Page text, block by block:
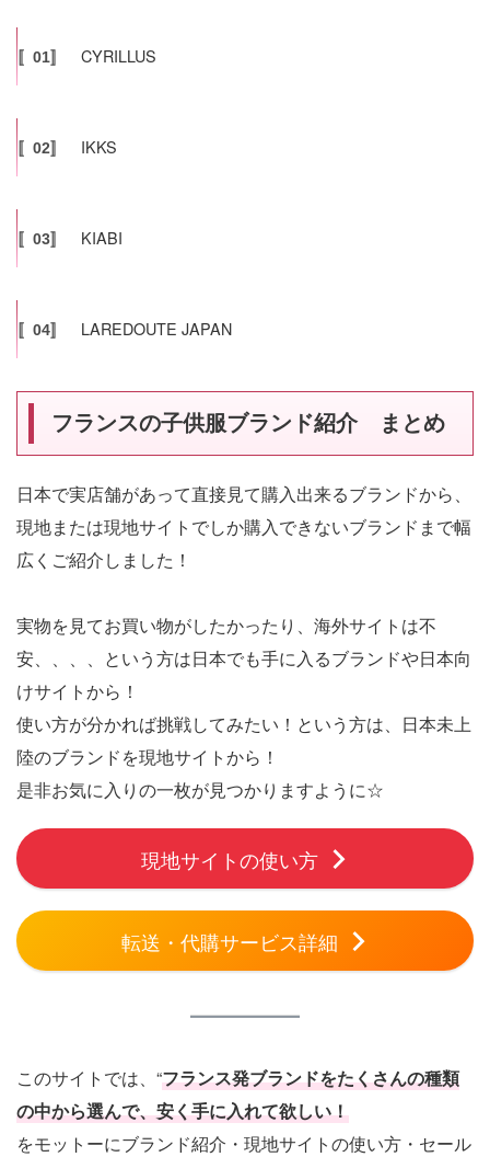
〚01〛 CYRILLUS
〚02〛 IKKS
〚03〛 KIABI
〚04〛 LAREDOUTE JAPAN
フランスの子供服ブランド紹介 まとめ
日本で実店舗があって直接見て購入出来るブランドから、
現地または現地サイトでしか購入できないブランドまで幅
広くご紹介しました！
実物を見てお買い物がしたかったり、海外サイトは不
安、、、、という方は日本でも手に入るブランドや日本向
けサイトから！
使い方が分かれば挑戦してみたい！という方は、日本未上
陸のブランドを現地サイトから！
是非お気に入りの一枚が見つかりますように☆
現地サイトの使い方
転送・代購サービス詳細
このサイトでは、“フランス発ブランドをたくさんの種類
の中から選んで、安く手に入れて欲しい！
をモットーにブランド紹介・現地サイトの使い方・セール